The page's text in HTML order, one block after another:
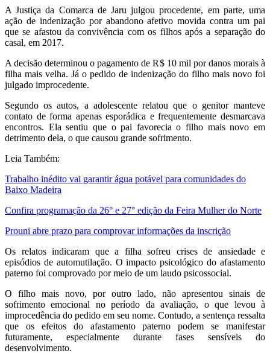
A Justiça da Comarca de Jaru julgou procedente, em parte, uma
ação de indenização por abandono afetivo movida contra um pai
que se afastou da convivência com os filhos após a separação do
casal, em 2017.
A decisão determinou o pagamento de R$ 10 mil por danos morais à
filha mais velha. Já o pedido de indenização do filho mais novo foi
julgado improcedente.
Segundo os autos, a adolescente relatou que o genitor manteve
contato de forma apenas esporádica e frequentemente desmarcava
encontros. Ela sentiu que o pai favorecia o filho mais novo em
detrimento dela, o que causou grande sofrimento.
Leia Também:
Trabalho inédito vai garantir água potável para comunidades do
Baixo Madeira
Confira programação da 26° e 27° edição da Feira Mulher do Norte
Prouni abre prazo para comprovar informações da inscrição
Os relatos indicaram que a filha sofreu crises de ansiedade e
episódios de automutilação. O impacto psicológico do afastamento
paterno foi comprovado por meio de um laudo psicossocial.
O filho mais novo, por outro lado, não apresentou sinais de
sofrimento emocional no período da avaliação, o que levou à
improcedência do pedido em seu nome. Contudo, a sentença ressalta
que os efeitos do afastamento paterno podem se manifestar
futuramente, especialmente durante fases sensíveis do
desenvolvimento.